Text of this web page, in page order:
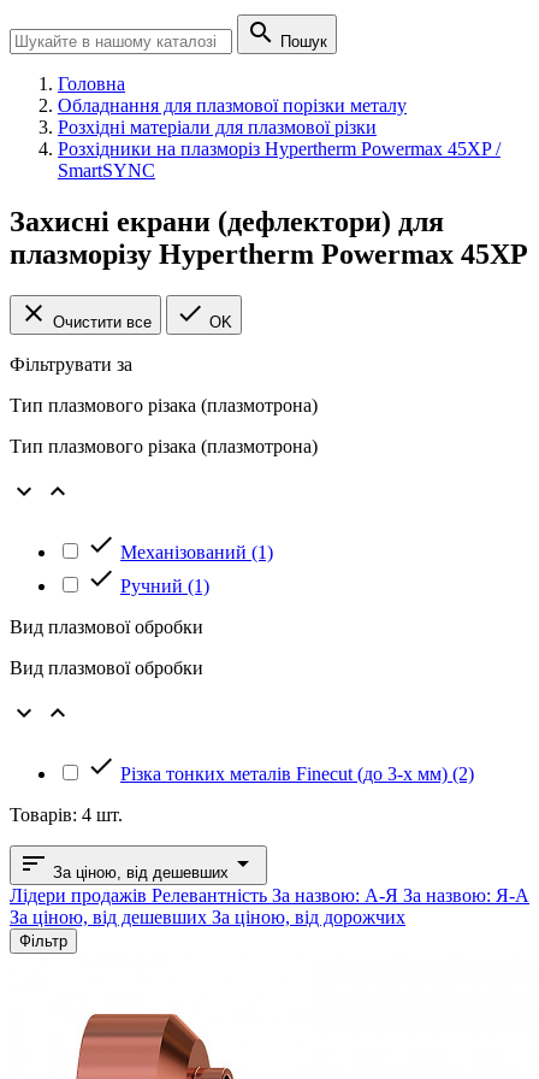
 Пошук
Головна
Обладнання для плазмової порізки металу
Розхідні матеріали для плазмової різки
Розхідники на плазморіз Hypertherm Powermax 45XP /
SmartSYNC
Захисні екрани (дефлектори) для
плазморізу Hypertherm Powermax 45XP
 Очистити все  OK
Фільтрувати за
Тип плазмового різака (плазмотрона)
Тип плазмового різака (плазмотрона)


 Механізований (1)
 Ручний (1)
Вид плазмової обробки
Вид плазмової обробки


 Різка тонких металів Finecut (до 3-х мм) (2)
Товарів: 4 шт.
sort За ціною, від дешевших 
Лідери продажів Релевантність За назвою: А-Я За назвою: Я-А
За ціною, від дешевших За ціною, від дорожчих
Фільтр